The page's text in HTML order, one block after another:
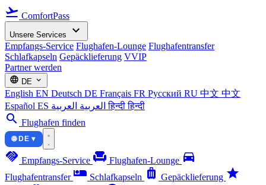
flight_takeoff ComfortPass
Unsere Services expand_more
Empfangs-Service Flughafen-Lounge Flughafentransfer
Schlafkapseln Gepäcklieferung VVIP
Partner werden
language DE expand_more
English EN Deutsch DE Français FR Русский RU 中文 中文
Español ES العربية العربية हिन्दीहिन्दी
search Flughafen finden
🌐 DE ▾
handshake Empfangs-Service chair Flughafen-Lounge directions_car
Flughafentransfer airline_seat_individual_suite Schlafkapseln luggage Gepäcklieferung star